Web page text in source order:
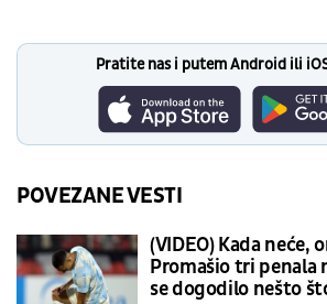
Pratite nas i putem Android ili
POVEZANE VESTI
(VIDEO) Kada neće,
Promašio tri penala
se dogodilo nešto